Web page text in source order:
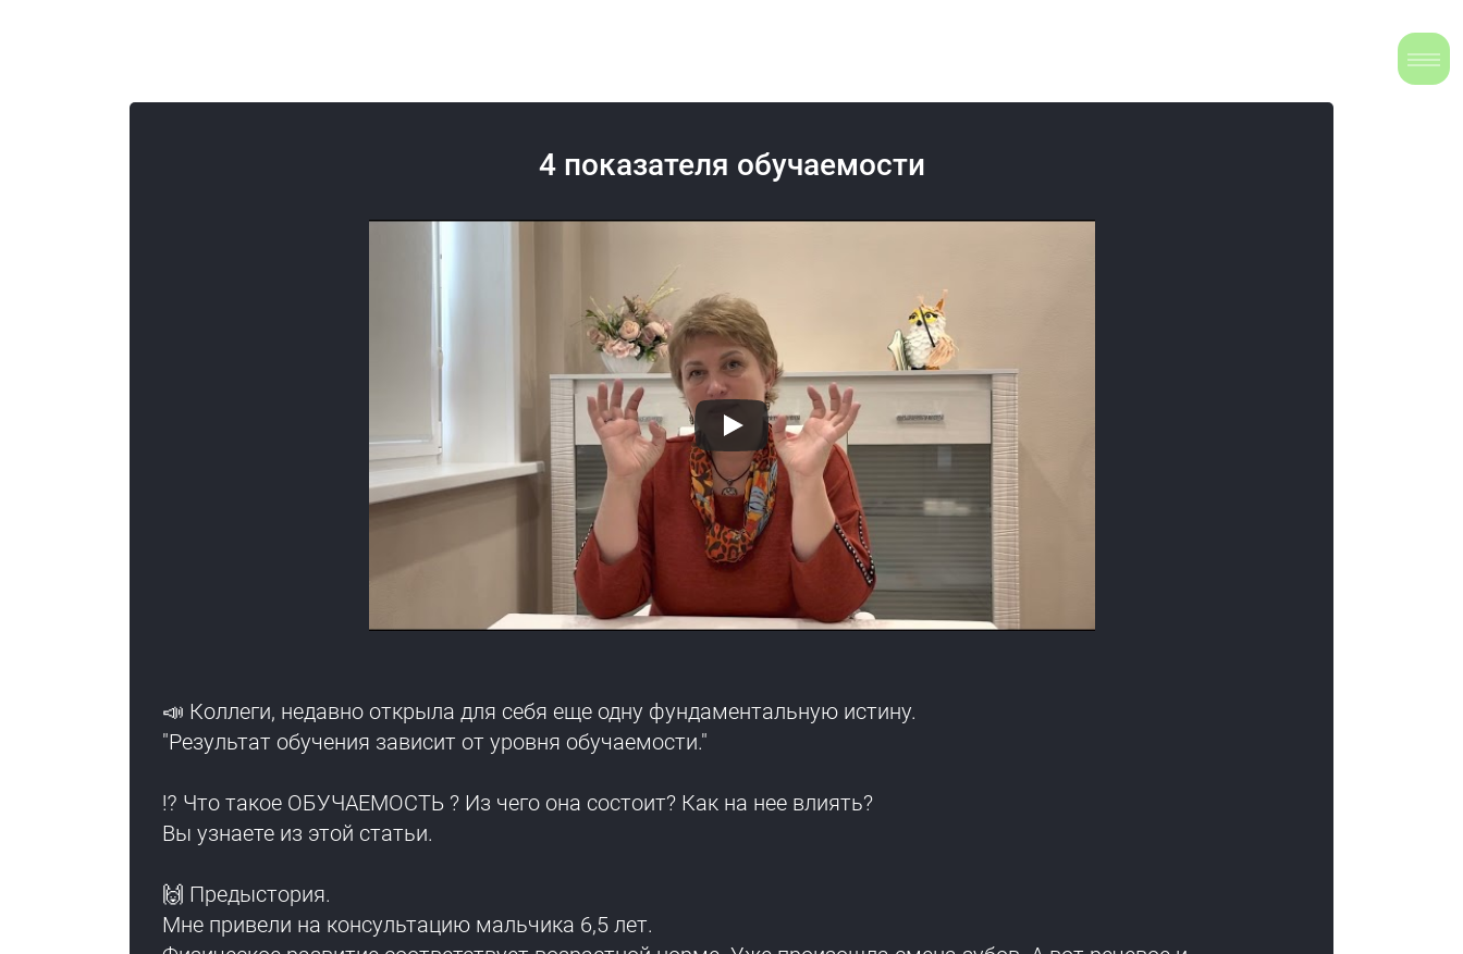
4 показателя обучаемости
📣 Коллеги, недавно открыла для себя еще одну фундаментальную истину.
"Результат обучения зависит от уровня обучаемости."
⁉️ Что такое ОБУЧАЕМОСТЬ ? Из чего она состоит? Как на нее влиять?
Вы узнаете из этой статьи.
🙌 Предыстория.
Мне привели на консультацию мальчика 6,5 лет.